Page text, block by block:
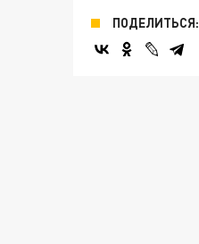
ПОДЕЛИТЬСЯ: